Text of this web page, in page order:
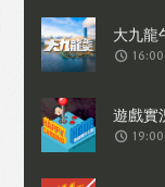
你符合該廣
報並會根據
問答、爭執
容）。